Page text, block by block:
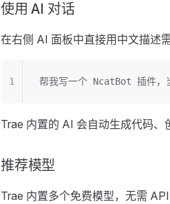
使用 AI 对话
在右侧 AI 面板中直接用中文描述需
帮我写一个 NcatBot 插件，
Trae 内置的 AI 会自动生成代码、
推荐模型
Trae 内置多个免费模型，无需 API